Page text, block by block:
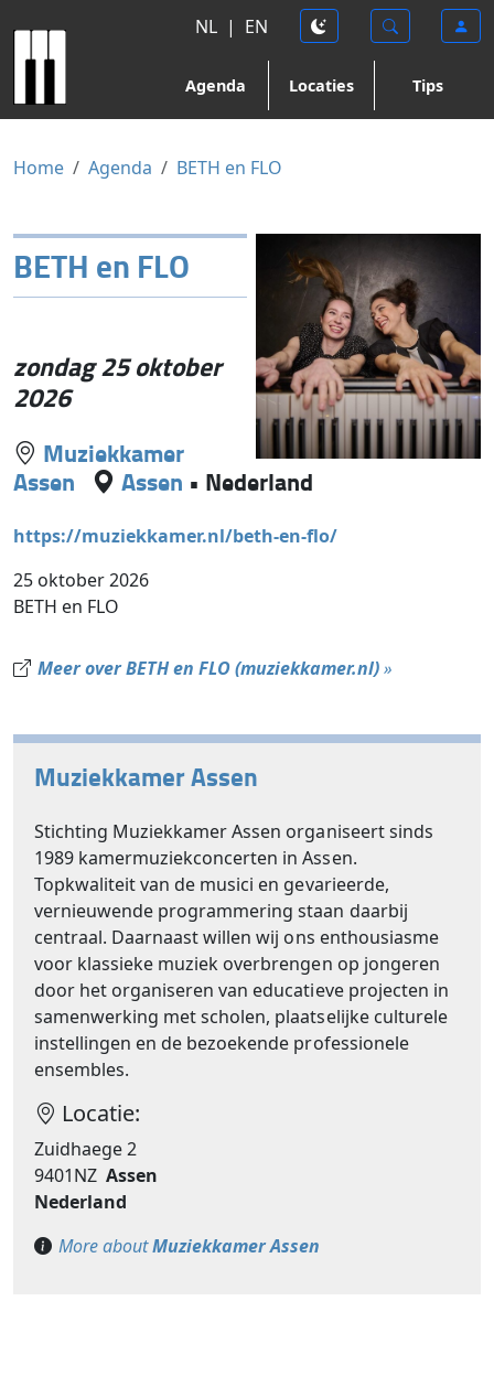
NL | EN
Agenda Locaties Tips
Home Agenda BETH en FLO
BETH en FLO
zondag 25 oktober
2026
Muziekkamer
Assen
Assen • Nederland
https://muziekkamer.nl/beth-en-flo/
25 oktober 2026
BETH en FLO
Meer over BETH en FLO (muziekkamer.nl)»
Muziekkamer Assen
Stichting Muziekkamer Assen organiseert sinds
1989 kamermuziekconcerten in Assen.
Topkwaliteit van de musici en gevarieerde,
vernieuwende programmering staan daarbij
centraal. Daarnaast willen wij ons enthousiasme
voor klassieke muziek overbrengen op jongeren
door het organiseren van educatieve projecten in
samenwerking met scholen, plaatselijke culturele
instellingen en de bezoekende professionele
ensembles.
Locatie:
Zuidhaege 2
9401NZ Assen
Nederland
More aboutMuziekkamer Assen